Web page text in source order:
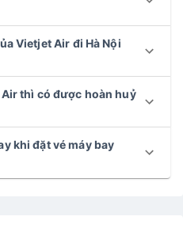
Vietjet Air đi Hà Nội
thì có được hoàn huỷ
khi đặt vé máy bay